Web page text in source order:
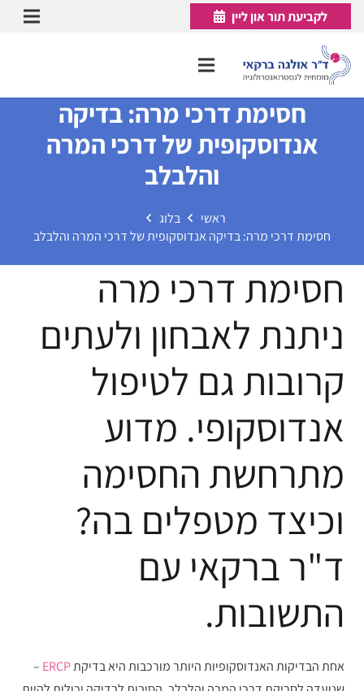
לקביעת תור און ליין
חסימת דרכי מרה: בדיקה
אנדוסקופית של דרכי המרה
והלבלב
ראשי
בלוג
חסימת דרכי מרה: בדיקה אנדוסקופית של דרכי המרה והלבלב
חסימת דרכי מרה
ניתנת לאבחון ולעתים
קרובות גם לטיפול
אנדוסקופי. מדוע
מתרחשת החסימה
וכיצד מטפלים בה?
ד"ר ברקאי עם
התשובות.
אחת הבדיקות האנדוסקופיות היותר מורכבות היא בדיקתERCP
–